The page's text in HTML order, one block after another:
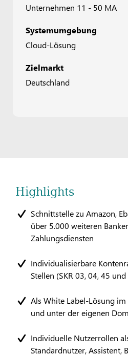
Highlights
Schnittstelle zu Amazon,
über 5.000 weiteren
Zahlungsdiensten
Individualisierbare
Stellen (SKR 03, 04, 45
Als White Label-Lösung
und unter der eigenen
Individuelle Nutzerrollen
Standardnutzer, Assistent,
Unternehmen 11 - 50 MA
Systemumgebung
Cloud-Lösung
Zielmarkt
Deutschland